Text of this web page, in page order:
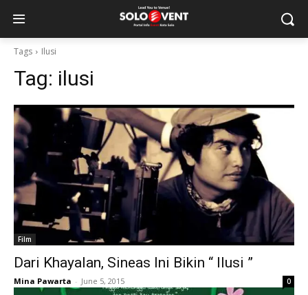
Tags Ilusi
Tag: ilusi
Film
Dari Khayalan, Sineas Ini Bikin “ Ilusi ”
Mina Pawarta - June 5, 2015 0